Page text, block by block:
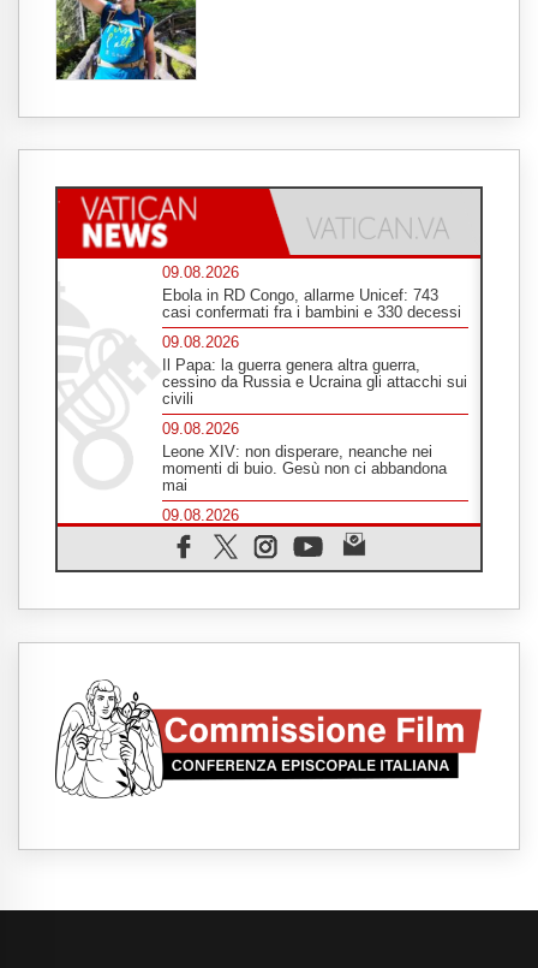
09.08.2026
Ebola in RD Congo, allarme Unicef: 743
casi confermati fra i bambini e 330 decessi
09.08.2026
Il Papa: la guerra genera altra guerra,
cessino da Russia e Ucraina gli attacchi sui
civili
09.08.2026
Leone XIV: non disperare, neanche nei
momenti di buio. Gesù non ci abbandona
mai
09.08.2026
Drammatica escalation del conflitto tra
Russia e Ucraina
Tra Tolkien e Leone, un convegno su
09.08.2026
Indonesia, un dollaro per la costruzione di
219 Chiese